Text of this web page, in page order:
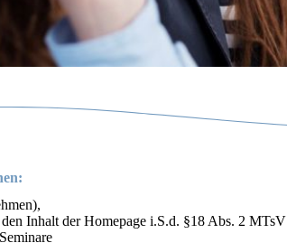
Inhalt der Homepage i.S.d. §18 Abs. 2 MTsV